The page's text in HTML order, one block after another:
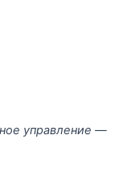
управление —